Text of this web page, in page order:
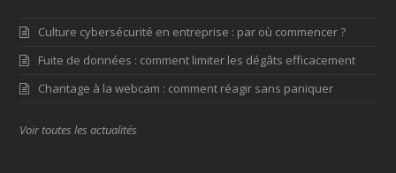
Culture cybersécurité en entreprise : par où commencer ?
Fuite de données : comment limiter les dégâts efficacement
Chantage à la webcam : comment réagir sans paniquer
Voir toutes les actualités